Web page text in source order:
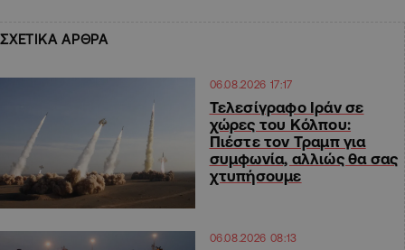
ΣΧΕΤΙΚΑ ΑΡΘΡΑ
06.08.2026 17:17
Τελεσίγραφο Ιράν σε
χώρες του Κόλπου:
Πιέστε τον Τραμπ για
συμφωνία, αλλιώς θα σας
χτυπήσουμε
06.08.2026 08:13